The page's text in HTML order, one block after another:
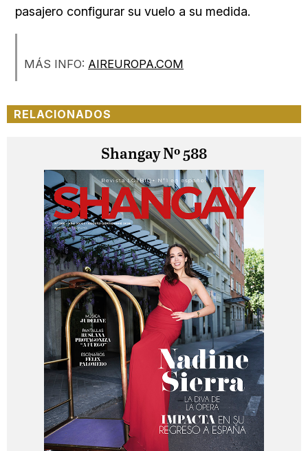
pasajero configurar su vuelo a su medida.
MÁS INFO: AIREUROPA.COM
RELACIONADOS
Shangay Nº 588